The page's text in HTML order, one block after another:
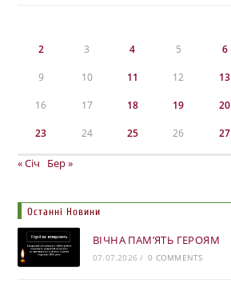
2 3 4 5 6
9 10 11 12 13
16 17 18 19 20
23 24 25 26 27
« Січ Бер »
Останні Новини
ВІЧНА ПАМ’ЯТЬ ГЕРОЯМ
07.07.2026 / 0 COMMENTS